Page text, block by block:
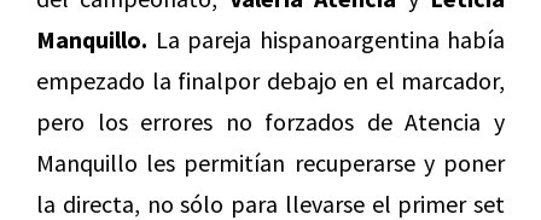
Manquillo. La pareja hispanoargentina había
empezado la finalpor debajo en el marcador,
pero los errores no forzados de Atencia y
Manquillo les permitían recuperarse y poner
la directa, no sólo para llevarse el primer set